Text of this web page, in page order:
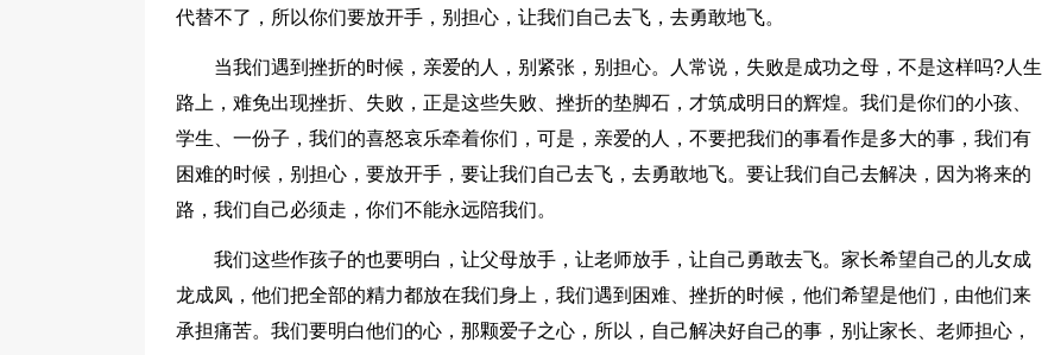
代替不了，所以你们要放开手，别担心，让我们自己去飞，去勇敢地飞。
当我们遇到挫折的时候，亲爱的人，别紧张，别担心。人常说，失败是成功之母，不是这样吗?人生
路上，难免出现挫折、失败，正是这些失败、挫折的垫脚石，才筑成明日的辉煌。我们是你们的小孩、
学生、一份子，我们的喜怒哀乐牵着你们，可是，亲爱的人，不要把我们的事看作是多大的事，我们有
困难的时候，别担心，要放开手，要让我们自己去飞，去勇敢地飞。要让我们自己去解决，因为将来的
路，我们自己必须走，你们不能永远陪我们。
我们这些作孩子的也要明白，让父母放手，让老师放手，让自己勇敢去飞。家长希望自己的儿女成
龙成凤，他们把全部的精力都放在我们身上，我们遇到困难、挫折的时候，他们希望是他们，由他们来
承担痛苦。我们要明白他们的心，那颗爱子之心，所以，自己解决好自己的事，别让家长、老师担心，